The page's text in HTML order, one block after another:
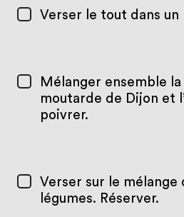
Verser le tout dans un
Mélanger ensemble
moutarde de Dijon et
poivrer.
Verser sur le mélange
légumes. Réserver.